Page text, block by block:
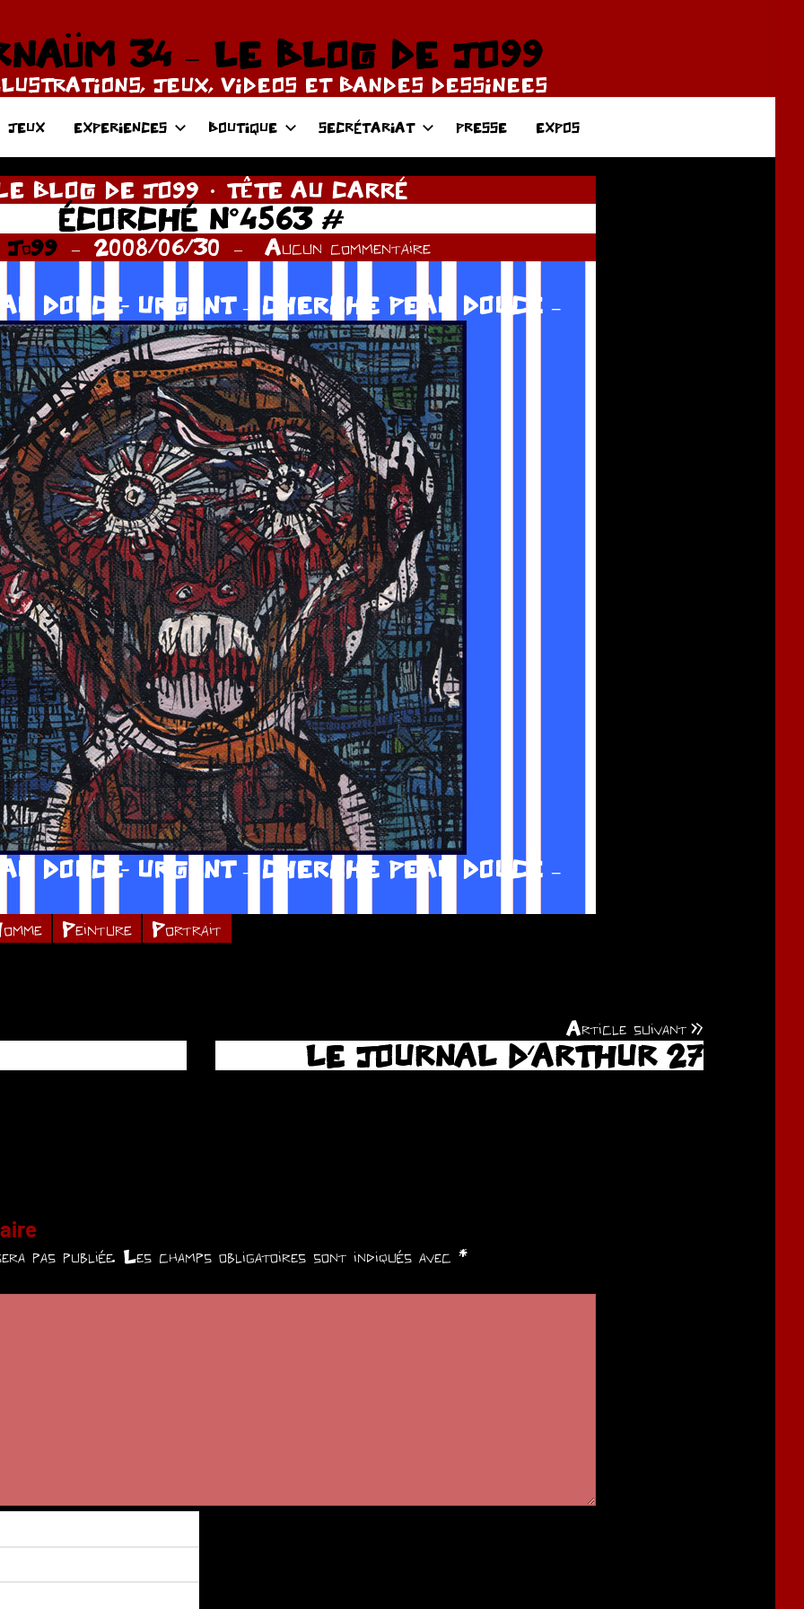
34 – LE BLOG DE JO99
JEUX, VIDEOS ET BANDES DESSINEES
JEUX EXPERIENCES BOUTIQUE SECRÉTARIAT PRESSE EXPOS
BLOG DE JO99 TÊTE AU CARRÉ
ÉCORCHÉ N°4563 #
Jo99 2008/06/30 Aucun commentaire
DOUCE- URGENT – CHERCHE PEAU DOUCE –
DOUCE- URGENT – CHERCHE PEAU DOUCE –
Peinture Portrait
Article suivant
LE JOURNAL D’ARTHUR 27
pas publiée. Les champs obligatoires sont indiqués avec *